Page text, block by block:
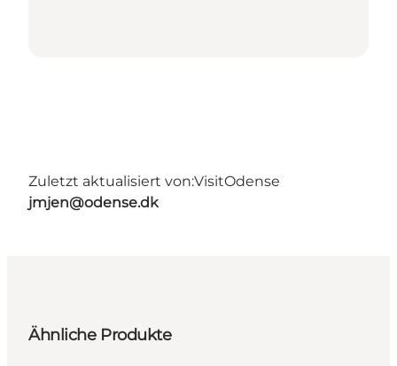
Zuletzt aktualisiert von:VisitOdense
jmjen@odense.dk
Ähnliche Produkte